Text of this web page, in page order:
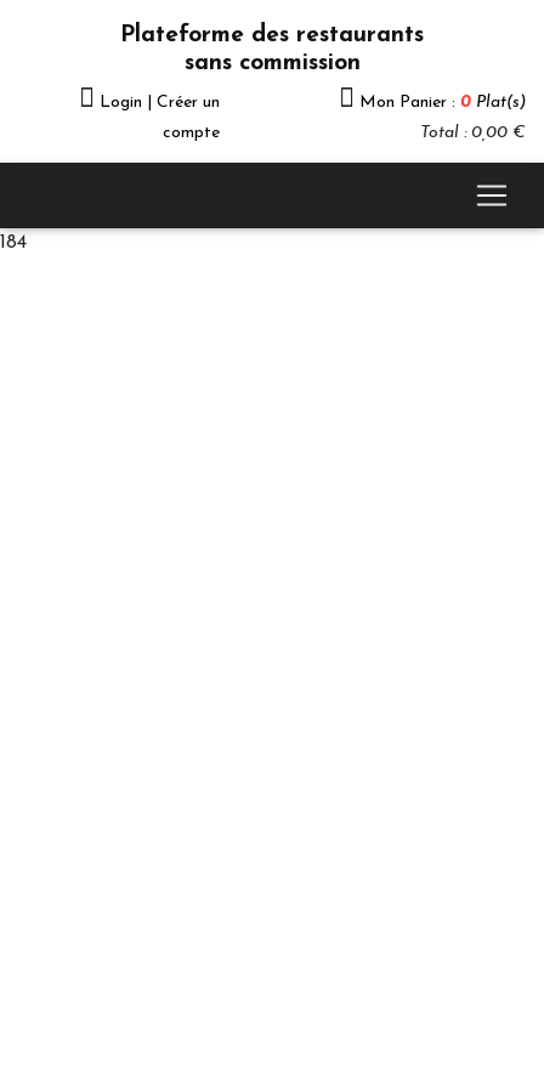
Plateforme des restaurants
sans commission
Login | Créer un
compte
Mon Panier : 0 Plat(s)
Total : 0,00 €
184